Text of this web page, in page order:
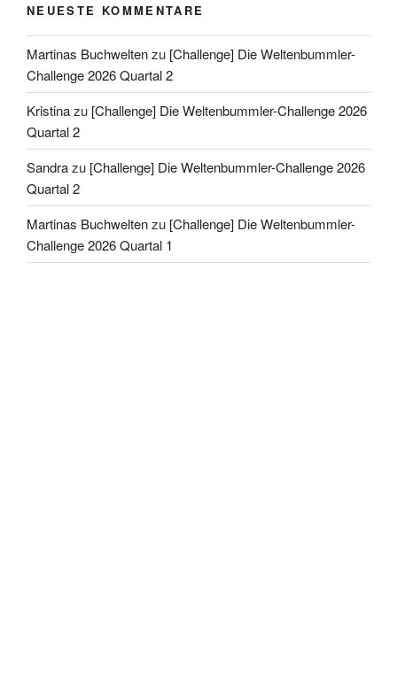
NEUESTE KOMMENTARE
Martinas Buchweltenzu [Challenge] Die Weltenbummler-
Challenge 2026 Quartal 2
Kristinazu [Challenge] Die Weltenbummler-Challenge 2026
Quartal 2
Sandrazu [Challenge] Die Weltenbummler-Challenge 2026
Quartal 2
Martinas Buchweltenzu [Challenge] Die Weltenbummler-
Challenge 2026 Quartal 1